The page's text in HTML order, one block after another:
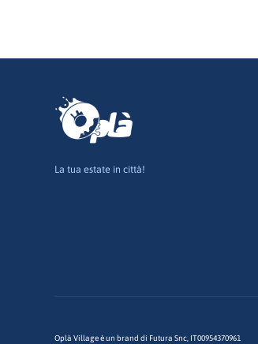
La tua estate in città!
Oplà Village è un brand di Futura Snc, IT00954370961